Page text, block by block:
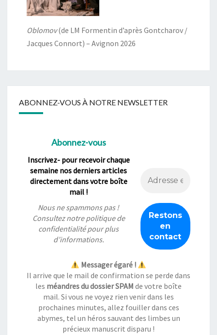
Oblomov(de LM Formentin d’après Gontcharov /
Jacques Connort) – Avignon 2026
ABONNEZ-VOUS À NOTRE NEWSLETTER
Abonnez-vous
Inscrivez- pour recevoir chaque
semaine nos derniers articles
directement dans votre boîte
mail !
Nous ne spammons pas !
Consultez notrepolitique de
confidentialitépour plus
d’informations.
Messager égaré !
Il arrive que le mail de confirmation se perde dans
les méandres du dossier SPAM de votre boîte
mail. Si vous ne voyez rien venir dans les
prochaines minutes, allez fouiller dans ces
abymes, tel un héros sauvant des limbes un
précieux manuscrit disparu !